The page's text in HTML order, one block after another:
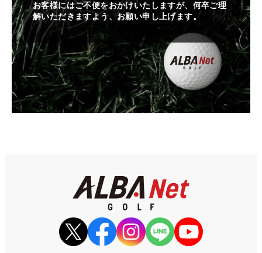
お客様にはご不便をおかけいたしますが、何卒ご理
解いただきますよう、お願い申し上げます。